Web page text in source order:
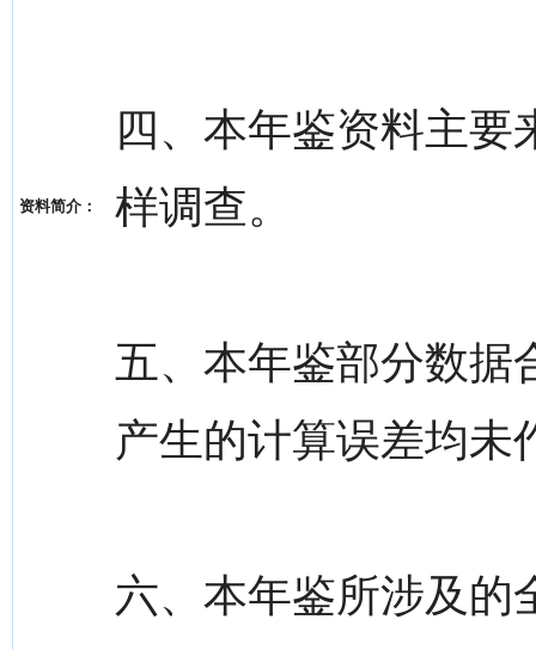
资料简介：
四、本年鉴资料主
样调查。
五、本年鉴部分数据
产生的计算误差均未
六、本年鉴所涉及的